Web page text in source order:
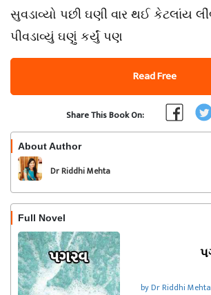
સુવડાવ્યો પછી ઘણી વાર થઈ કેટલાંય
પીવડાવ્યું ઘણું કર્યું પણ
Read Free
Share This Book On:
About Author
Dr Riddhi Mehta
Full Novel
by Dr Riddhi Mehta